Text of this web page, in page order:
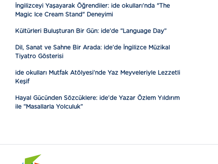
İngilizceyi Yaşayarak Öğrendiler: ide okulları’nda "The
Magic Ice Cream Stand" Deneyimi
Kültürleri Buluşturan Bir Gün: ide’de “Language Day”
Dil, Sanat ve Sahne Bir Arada: ide’de İngilizce Müzikal
Tiyatro Gösterisi
ide okulları Mutfak Atölyesi’nde Yaz Meyveleriyle Lezzetli
Keşif
Hayal Gücünden Sözcüklere: ide’de Yazar Özlem Yıldırım
ile “Masallarla Yolculuk”